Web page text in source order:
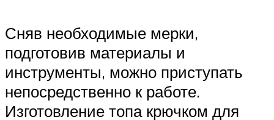
Сняв необходимые мерки,
подготовив материалы и
инструменты, можно приступать
непосредственно к работе.
Изготовление топа крючком для